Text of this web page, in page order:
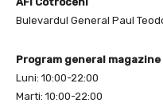
Bulevardul General Paul
Program general magazine
Luni: 10:00-22:00
Marti: 10:00-22:00